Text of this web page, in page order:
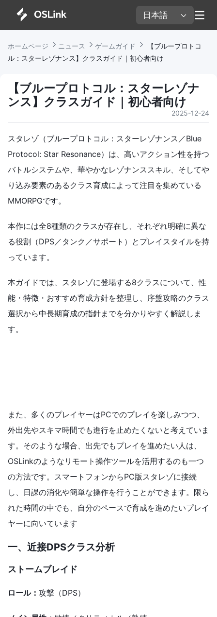
日本語
ホームページ ニュース ゲームガイド
【ブループロトコ
ル：スターレゾナンス】クラスガイド｜初心者向け
【ブループロトコル：スターレゾナ
ンス】クラスガイド｜初心者向け
2025-12-24
スタレゾ（ブループロトコル：スターレゾナンス／Blue
Protocol: Star Resonance）は、高いアクション性を持つ
バトルシステムや、華やかなレゾナンススキル、そしてや
り込み要素のあるクラス育成によって注目を集めている
MMORPGです。
本作には全8種類のクラスが存在し、それぞれ明確に異な
る役割（DPS／タンク／サポート）とプレイスタイルを持
っています。
本ガイドでは、スタレゾに登場する8クラスについて、性
能・特徴・おすすめ育成方針を整理し、序盤攻略のクラス
選択から中長期育成の指針までを分かりやすく解説しま
す。
また、多くのプレイヤーはPCでのプレイを楽しみつつ、
外出先やスキマ時間でも進行を止めたくないと考えていま
す。そのような場合、出先でもプレイを進めたい人は、
OSLinkのようなリモート操作ツールを活用するのも一つ
の方法です。スマートフォンからPC版スタレゾに接続
し、日課の消化や簡単な操作を行うことができます。限ら
れた時間の中でも、自分のペースで育成を進めたいプレイ
ヤーに向いています
一、近接DPSクラス分析
ストームブレイド
ロール： 攻撃（DPS）